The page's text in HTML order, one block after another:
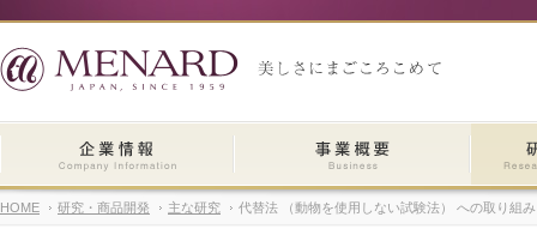
HOME 研究・商品開発 主な研究 代替法 （動物を使用しない試験法） への取り組み